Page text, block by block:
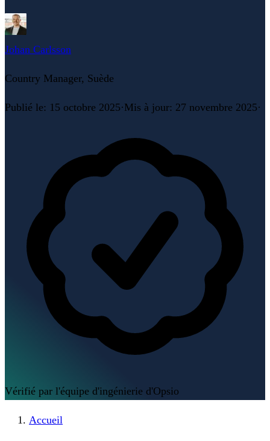
Johan Carlsson
Country Manager, Suède
Publié le: 15 octobre 2025·Mis à jour: 27 novembre 2025·
Vérifié par l'équipe d'ingénierie d'Opsio
Accueil